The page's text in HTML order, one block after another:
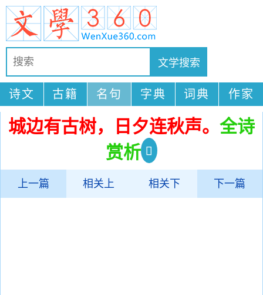
诗文 古籍 名句 字典 词典 作家
城边有古树，日夕连秋声。 全诗
赏析
上一篇 相关上 相关下 下一篇